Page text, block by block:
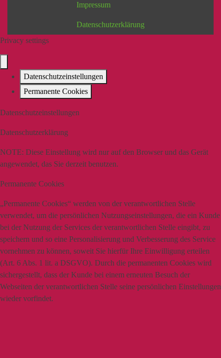
Impressum
Datenschutzerklärung
Privacy settings
Datenschutzeinstellungen
Permanente Cookies
Datenschutzeinstellungen
Datenschutzerklärung
NOTE: Diese Einstellung wird nur auf den Browser und das Gerät
angewendet, das Sie derzeit benutzen.
Permanente Cookies
„Permanente Cookies“ werden von der verantwortlichen Stelle
verwendet, um die persönlichen Nutzungseinstellungen, die ein Kunde
bei der Nutzung der Services der verantwortlichen Stelle eingibt, zu
speichern und so eine Personalisierung und Verbesserung des Service
vornehmen zu können, soweit Sie hierfür Ihre Einwilligung erteilen
(Art. 6 Abs. 1 lit. a DSGVO). Durch die permanenten Cookies wird
sichergestellt, dass der Kunde bei einem erneuten Besuch der
Webseiten der verantwortlichen Stelle seine persönlichen Einstellungen
wieder vorfindet.